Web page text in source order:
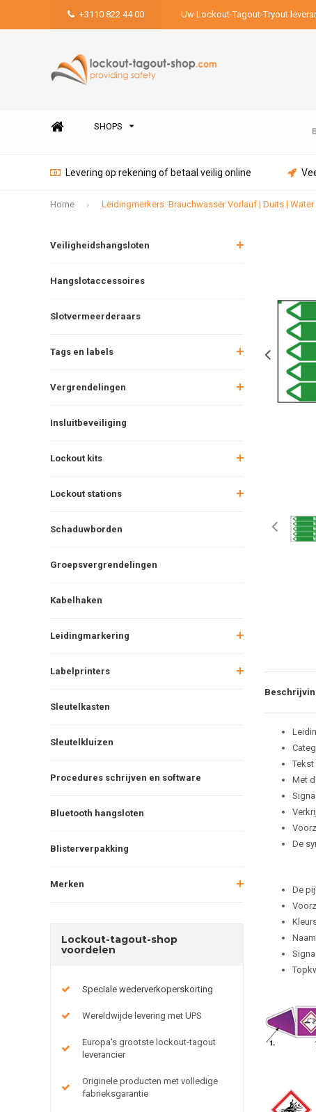
+3110 822 44 00 Uw Lockout-Tagout-Tryout
SHOPS
Levering op rekening of betaal veilig online
Home Leidingmerkers: Brauchwasser Vorlauf | Duits | Water
Veiligheidshangsloten
Hangslotaccessoires
Slotvermeerderaars
Tags en labels
Vergrendelingen
Insluitbeveiliging
Lockout kits
Lockout stations
Schaduwborden
Groepsvergrendelingen
Kabelhaken
Leidingmarkering
Labelprinters
Sleutelkasten
Sleutelkluizen
Procedures schrijven en software
Bluetooth hangsloten
Blisterverpakking
Merken
Lockout-tagout-shop
voordelen
Speciale wederverkoperskorting
Wereldwijde levering met UPS
Europa's grootste lockout-tagout
leverancier
Originele producten met volledige
fabrieksgarantie
Tekst
Met
De
De